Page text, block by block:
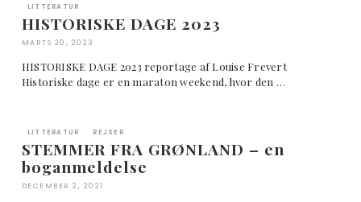
LITTERATUR
HISTORISKE DAGE 2023
MARTS 20, 2023
HISTORISKE DAGE 2023 reportage af Louise Frevert
Historiske dage er en maraton weekend, hvor den …
LITTERATUR REJSER
STEMMER FRA GRØNLAND – en
boganmeldelse
DECEMBER 2, 2021